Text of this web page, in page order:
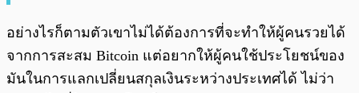
อย่างไรก็ตามตัวเขาไม่ได้ต้องการที่จะทำให้ผู้คนรวยได้
จากการสะสม Bitcoin แต่อยากให้ผู้คนใช้ประโยชน์ของ
มันในการแลกเปลี่ยนสกุลเงินระหว่างประเทศได้ ไม่ว่า